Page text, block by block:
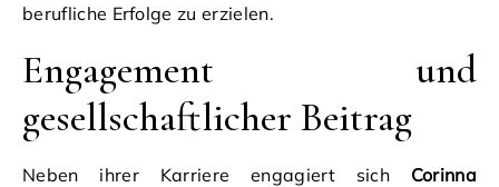
berufliche Erfolge zu erzielen.
Engagement und
gesellschaftlicher Beitrag
Neben ihrer Karriere engagiert sich Corinna